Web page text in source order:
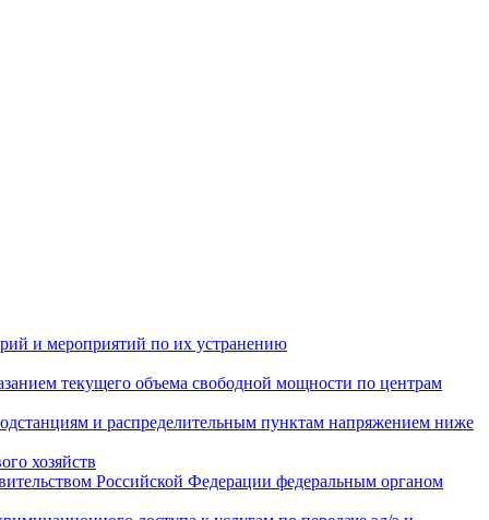
и мероприятий по их устранению
текущего объема свободной мощности по центрам
и распределительным пунктам напряжением ниже
хозяйств
Российской Федерации федеральным органом